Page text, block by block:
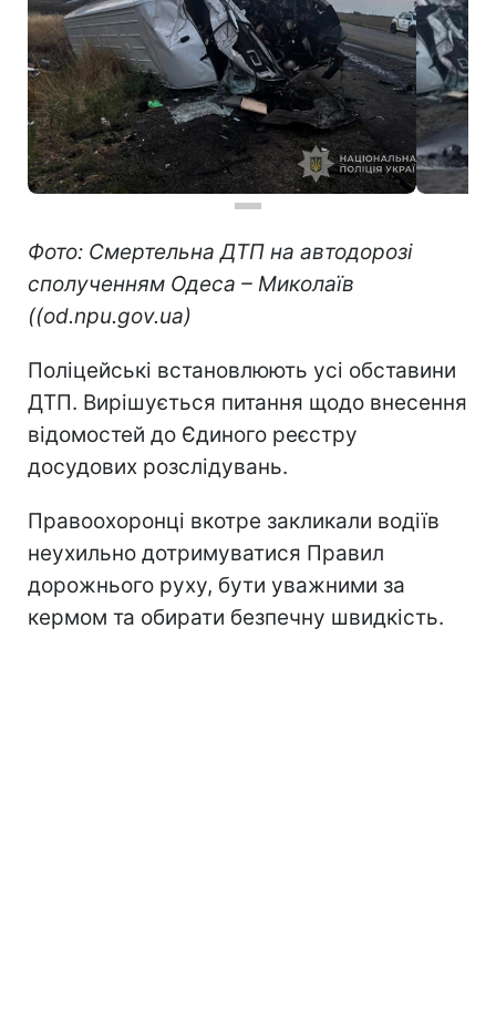
Фото: Смертельна ДТП на автодорозі
сполученням Одеса – Миколаїв
((od.npu.gov.ua)
Поліцейські встановлюють усі обставини
ДТП. Вирішується питання щодо внесення
відомостей до Єдиного реєстру
досудових розслідувань.
Правоохоронці вкотре закликали водіїв
неухильно дотримуватися Правил
дорожнього руху, бути уважними за
кермом та обирати безпечну швидкість.